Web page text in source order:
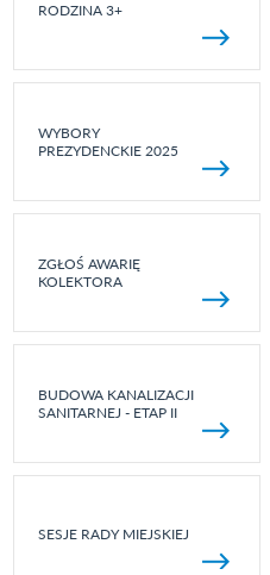
RODZINA 3+
WYBORY
PREZYDENCKIE 2025
ZGŁOŚ AWARIĘ
KOLEKTORA
BUDOWA KANALIZACJI
SANITARNEJ - ETAP II
SESJE RADY MIEJSKIEJ